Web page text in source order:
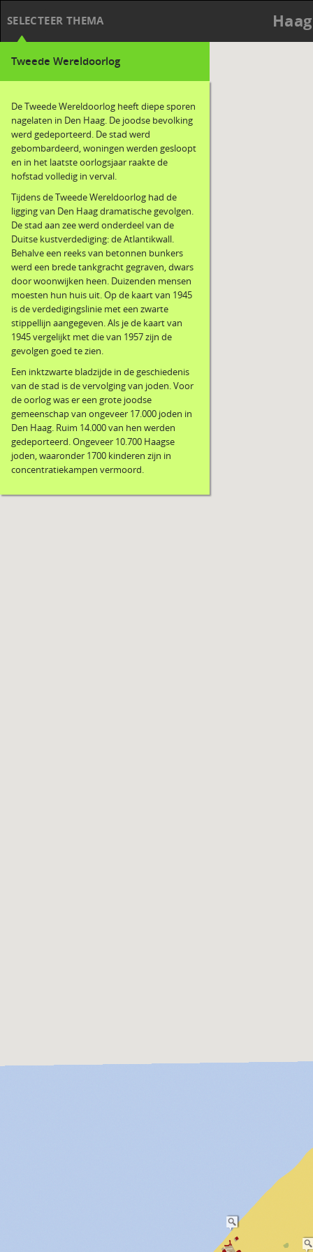
SELECTEER THEMA
Tweede Wereldoorlog
De Tweede Wereldoorlog heeft diepe sporen
nagelaten in Den Haag. De joodse bevolking
werd gedeporteerd. De stad werd
gebombardeerd, woningen werden gesloopt
en in het laatste oorlogsjaar raakte de
hofstad volledig in verval.
Tijdens de Tweede Wereldoorlog had de
ligging van Den Haag dramatische gevolgen.
De stad aan zee werd onderdeel van de
Duitse kustverdediging: de Atlantikwall.
Behalve een reeks van betonnen bunkers
werd een brede tankgracht gegraven, dwars
door woonwijken heen. Duizenden mensen
moesten hun huis uit. Op de kaart van 1945
is de verdedigingslinie met een zwarte
stippellijn aangegeven. Als je de kaart van
1945 vergelijkt met die van 1957 zijn de
gevolgen goed te zien.
Een inktzwarte bladzijde in de geschiedenis
van de stad is de vervolging van joden. Voor
de oorlog was er een grote joodse
gemeenschap van ongeveer 17.000 joden in
Den Haag. Ruim 14.000 van hen werden
gedeporteerd. Ongeveer 10.700 Haagse
joden, waaronder 1700 kinderen zijn in
concentratiekampen vermoord.